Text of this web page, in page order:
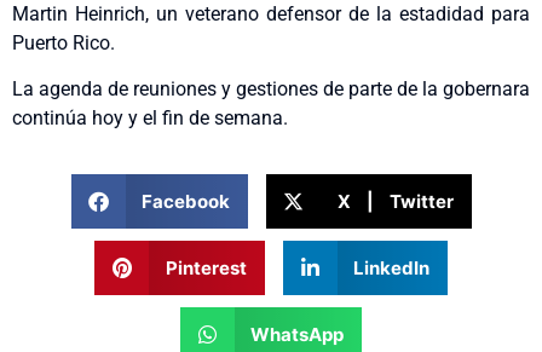
Martin Heinrich, un veterano defensor de la estadidad para
Puerto Rico.
La agenda de reuniones y gestiones de parte de la gobernara
continúa hoy y el fin de semana.
Facebook X | Twitter
Pinterest LinkedIn
WhatsApp